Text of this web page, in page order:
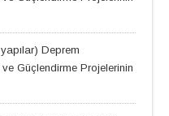
Deprem
ve Güçlendirme Projelerinin